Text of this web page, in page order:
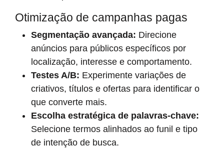
Otimização de campanhas pagas
Segmentação avançada: Direcione
anúncios para públicos específicos por
localização, interesse e comportamento.
Testes A/B: Experimente variações de
criativos, títulos e ofertas para identificar o
que converte mais.
Escolha estratégica de palavras-chave:
Selecione termos alinhados ao funil e tipo
de intenção de busca.